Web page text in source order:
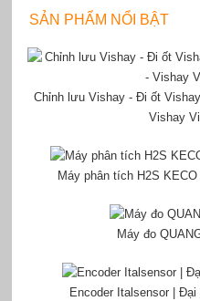
SẢN PHẨM NỔI BẬT
Chỉnh lưu Vishay - Đi ốt
Vishay
Máy phân tích H2S
Máy đo
Encoder Italsensor |